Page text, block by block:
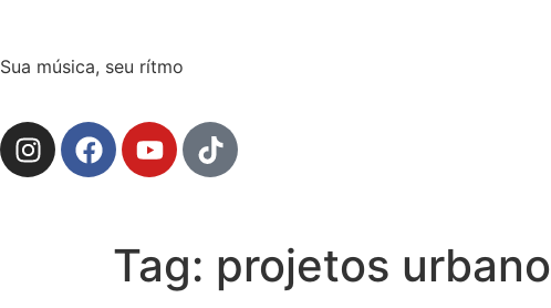
Sua música, seu rítmo
Tag: projetos